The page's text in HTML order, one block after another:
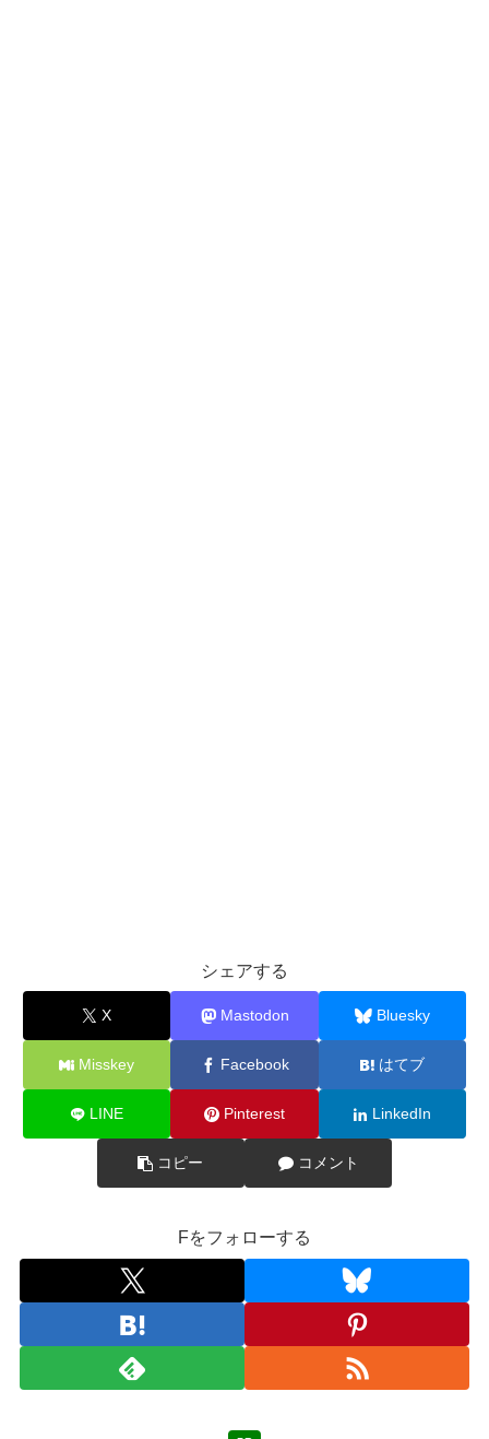
シェアする
X Mastodon Bluesky
Misskey Facebook はてブ
LINE Pinterest LinkedIn
コピー コメント
Fをフォローする